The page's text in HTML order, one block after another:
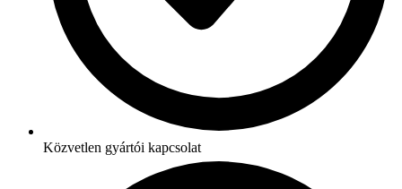
Közvetlen gyártói kapcsolat